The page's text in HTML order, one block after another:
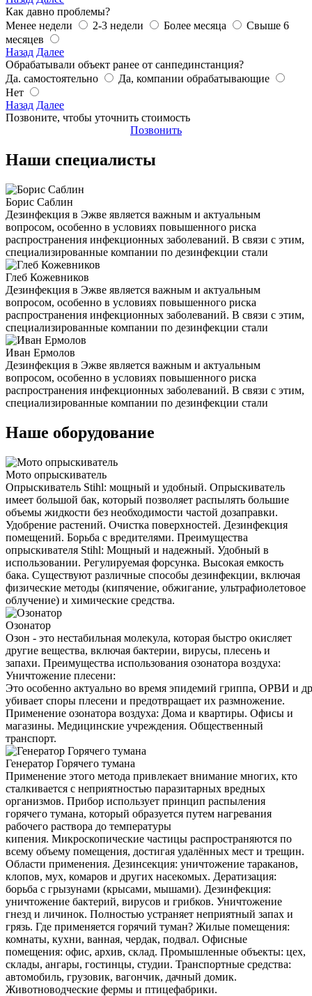
Как давно проблемы?
Менее недели
2-3 недели Более месяца
Свыше 6
месяцев
Назад Далее
Обрабатывали объект ранее от санпединстанция?
Да. самостоятельно
Да, компании обрабатывающие
Нет
Назад Далее
Позвоните, чтобы уточнить стоимость
Позвонить
Наши специалисты
Борис Саблин
Дезинфекция в Эжве является важным и актуальным
вопросом, особенно в условиях повышенного риска
распространения инфекционных заболеваний. В связи с этим,
специализированные компании по дезинфекции стали
Глеб Кожевников
Дезинфекция в Эжве является важным и актуальным
вопросом, особенно в условиях повышенного риска
распространения инфекционных заболеваний. В связи с этим,
специализированные компании по дезинфекции стали
Иван Ермолов
Дезинфекция в Эжве является важным и актуальным
вопросом, особенно в условиях повышенного риска
распространения инфекционных заболеваний. В связи с этим,
специализированные компании по дезинфекции стали
Наше оборудование
Мото опрыскиватель
Опрыскиватель Stihl: мощный и удобный. Опрыскиватель
имеет большой бак, который позволяет распылять большие
объемы жидкости без необходимости частой дозаправки.
Удобрение растений. Очистка поверхностей. Дезинфекция
помещений. Борьба с вредителями. Преимущества
опрыскивателя Stihl: Мощный и надежный. Удобный в
использовании. Регулируемая форсунка. Высокая емкость
бака. Существуют различные способы дезинфекции, включая
физические методы (кипячение, обжигание, ультрафиолетовое
облучение) и химические средства.
Озонатор
Озон - это нестабильная молекула, которая быстро окисляет
другие вещества, включая бактерии, вирусы, плесень и
запахи. Преимущества использования озонатора воздуха:
Уничтожение плесени:
Это особенно актуально во время эпидемий гриппа, ОРВИ и
убивает споры плесени и предотвращает их размножение.
Применение озонатора воздуха: Дома и квартиры. Офисы и
магазины. Медицинские учреждения. Общественный
транспорт.
Генератор Горячего тумана
Применение этого метода привлекает внимание многих, кто
сталкивается с неприятностью паразитарных вредных
организмов. Прибор использует принцип распыления
горячего тумана, который образуется путем нагревания
рабочего раствора до температуры
кипения. Микроскопические частицы распространяются по
всему объему помещения, достигая удалённых мест и трещин.
Области применения. Дезинсекция: уничтожение тараканов,
клопов, мух, комаров и других насекомых. Дератизация:
борьба с грызунами (крысами, мышами). Дезинфекция:
уничтожение бактерий, вирусов и грибков. Уничтожение
гнезд и личинок. Полностью устраняет неприятный запах и
грязь. Где применяется горячий туман? Жилые помещения:
комнаты, кухни, ванная, чердак, подвал. Офисные
помещения: офис, архив, склад. Промышленные объекты: цех,
склады, ангары, гостинцы, студии. Транспортные средства:
автомобиль, грузовик, вагончик, дачный домик.
Животноводческие фермы и птицефабрики.